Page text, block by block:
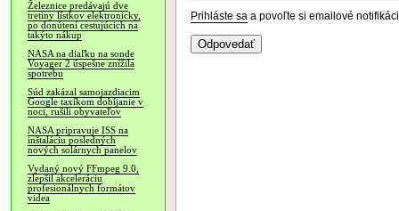
Železnice predávajú dve
tretiny lístkov elektronicky,
po donútení cestujúcich na
takýto nákup
NASA na diaľku na sonde
Voyager 2 úspešne znížila
spotrebu
Súd zakázal samojazdiacim
Google taxíkom dobíjanie v
noci, rušili obyvateľov
NASA pripravuje ISS na
inštaláciu posledných
nových solárnych panelov
Vydaný nový FFmpeg 9.0,
zlepšil akceleráciu
profesionálnych formátov
videa
Prihláste sa a povoľte si emailové